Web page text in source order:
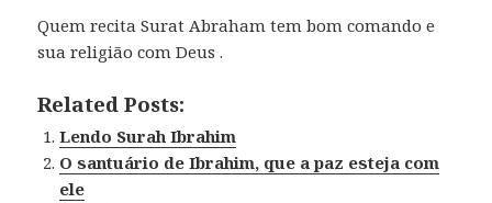
Quem recita Surat Abraham tem bom comando e
sua religião com Deus .
Related Posts:
Lendo Surah Ibrahim
O santuário de Ibrahim, que a paz esteja com
ele